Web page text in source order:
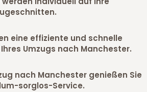
eine effiziente und schnelle
Umzugs nach Manchester.
nach Manchester genießen Sie
sorglos-Service.